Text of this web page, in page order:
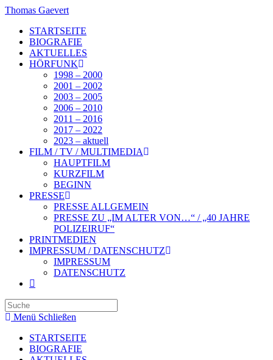
Zum
springen
Thomas Gaevert
STARTSEITE
BIOGRAFIE
AKTUELLES
HÖRFUNK
1998 – 2000
2001 – 2002
2003 – 2005
2006 – 2010
2011 – 2016
2017 – 2022
2023 – aktuell
FILM / TV / MULTIMEDIA
HAUPTFILM
KURZFILM
BEGINN
PRESSE
PRESSE ALLGEMEIN
PRESSE ZU „IM ALTER VON…“ / „40 JAHRE
POLIZEIRUF“
PRINTMEDIEN
IMPRESSUM / DATENSCHUTZ
IMPRESSUM
DATENSCHUTZ
Search
thisMenü Schließen
STARTSEITE
BIOGRAFIE